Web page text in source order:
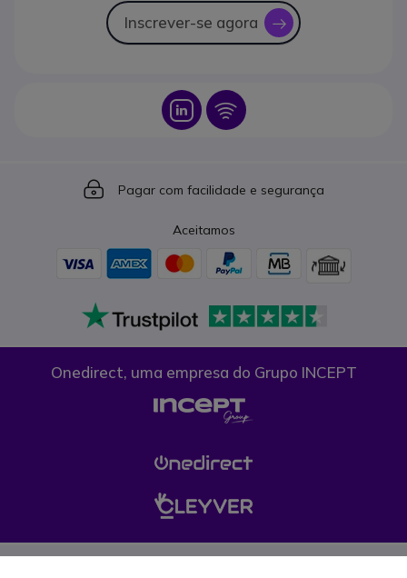
Inscrever-se agora icon
Icon Icon
Icon
Pagar com facilidade e segurança
Aceitamos
Onedirect, uma empresa do Grupo INCEPT